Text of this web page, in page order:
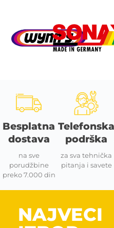
Besplatna
dostava
na sve
porudžbine
preko 7.000 din
Telefonska
podrška
za sva tehnička
pitanja i savete
NAJVECI